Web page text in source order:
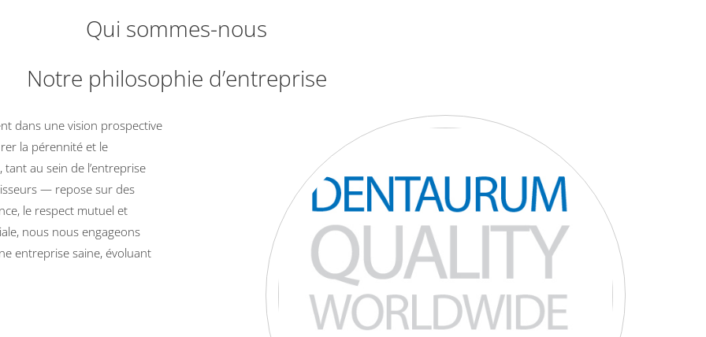
Qui sommes-nous
Notre philosophie d’entreprise
dans une vision prospective
la pérennité et le
au sein de l’entreprise
— repose sur des
le respect mutuel et
nous nous engageons
entreprise saine, évoluant